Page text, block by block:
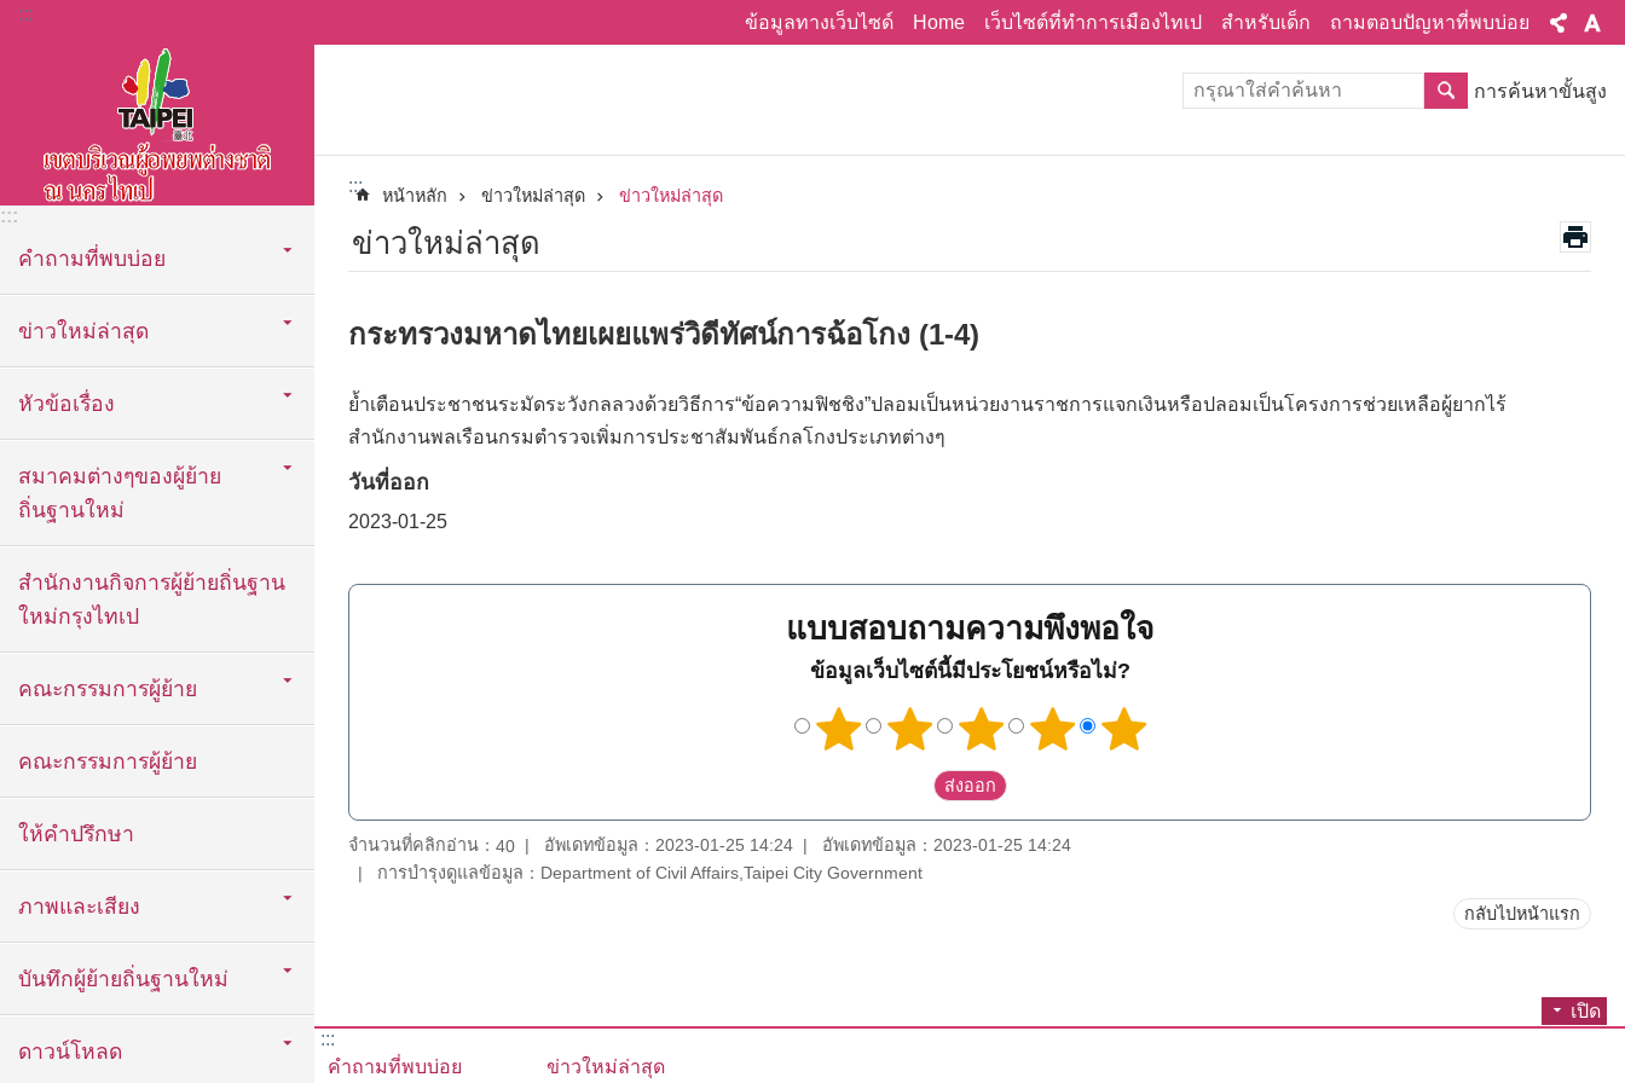
ข้ามไปที่บล็อกเนื้อหาหลัก
::: ข้อมูลทางเว็บไซด์ Home เว็บไซต์ที่ทำการเมืองไทเป สำหรับเด็ก ถามตอบปัญหาที่พบบ่อย
:::
คำถามที่พบบ่อย
ข่าวใหม่ล่าสุด
หัวข้อเรื่อง
สมาคมต่างๆของผู้ย้าย
ถิ่นฐานใหม่
สำนักงานกิจการผู้ย้ายถิ่นฐาน
ใหม่กรุงไทเป
คณะกรรมการผู้ย้าย
คณะกรรมการผู้ย้าย
ให้คำปรึกษา
ภาพและเสียง
บันทึกผู้ย้ายถิ่นฐานใหม่
ดาวน์โหลด
การค้นหาขั้นสูง
::: หน้าหลัก ข่าวใหม่ล่าสุด ข่าวใหม่ล่าสุด
ข่าวใหม่ล่าสุด
กระทรวงมหาดไทยเผยแพร่วิดีทัศน์การฉ้อโกง (1-4)
ย้ำเตือนประชาชนระมัดระวังกลลวงด้วยวิธีการ“ข้อความฟิชชิง”ปลอมเป็นหน่วยงานราชการแจกเงินหรือปลอมเป็นโครงการช่วยเหลือผู้ยากไร้
สำนักงานพลเรือนกรมตำรวจเพิ่มการประชาสัมพันธ์กลโกงประเภทต่างๆ
วันที่ออก
2023-01-25
แบบสอบถามความพึงพอใจ
ข้อมูลเว็บไซต์นี้มีประโยชน์หรือไม่?
จำนวนที่คลิกอ่าน： 40 อัพเดทข้อมูล：2023-01-25 14:24
อัพเดทข้อมูล：2023-01-25 14:24
การบำรุงดูแลข้อมูล：Department of Civil Affairs,Taipei City Government
กลับไปหน้าแรก
เปิด
:::
คำถามที่พบบ่อย
ข่าวใหม่ล่าสุด